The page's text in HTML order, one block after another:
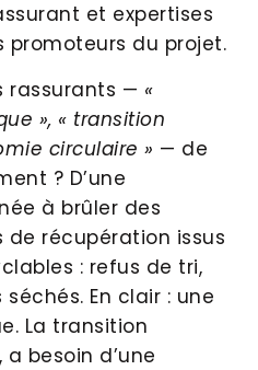
et expertises
promoteurs du projet.
rassurants — «
», « transition
circulaire » — de
? D’une
à brûler des
récupération issus
: refus de tri,
En clair : une
La transition
besoin d’une